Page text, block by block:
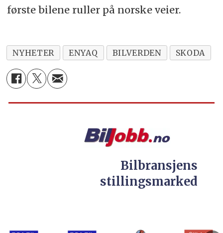
første bilene ruller på norske veier.
NYHETER ENYAQ BILVERDEN SKODA
Bilbransjens
stillingsmarked